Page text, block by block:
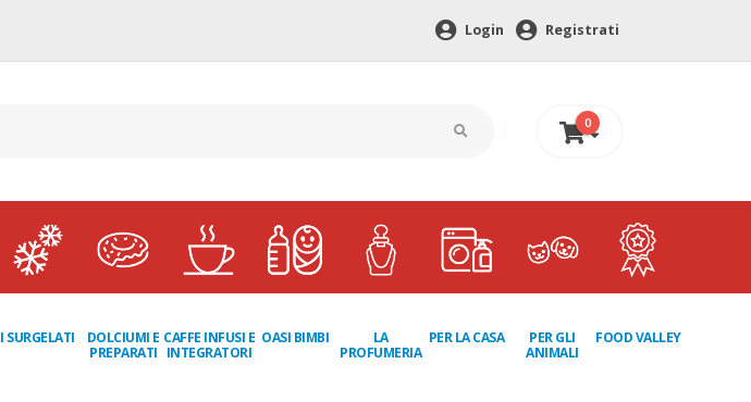
Login Registrati
0
0 €
I SURGELATI
DOLCIUMI E
PREPARATI
CAFFE INFUSI E
INTEGRATORI
OASI BIMBI
LA
PROFUMERIA
PER LA CASA
PER GLI
ANIMALI
FOOD VALLEY